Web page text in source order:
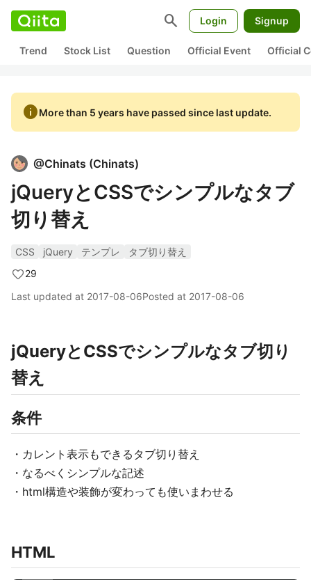
search Login Signup
Trend Stock List Question Official Event Official
infoMore than 5 years have passed since last update.
@Chinats (Chinats)
jQueryとCSSでシンプルなタブ
切り替え
CSS jQuery テンプレ
タブ切り替え
29
Last updated at 2017-08-06Posted at 2017-08-06
jQueryとCSSでシンプルなタブ切り
替え
条件
・カレント表示もできるタブ切り替え
・なるべくシンプルな記述
・html構造や装飾が変わっても使いまわせる
HTML